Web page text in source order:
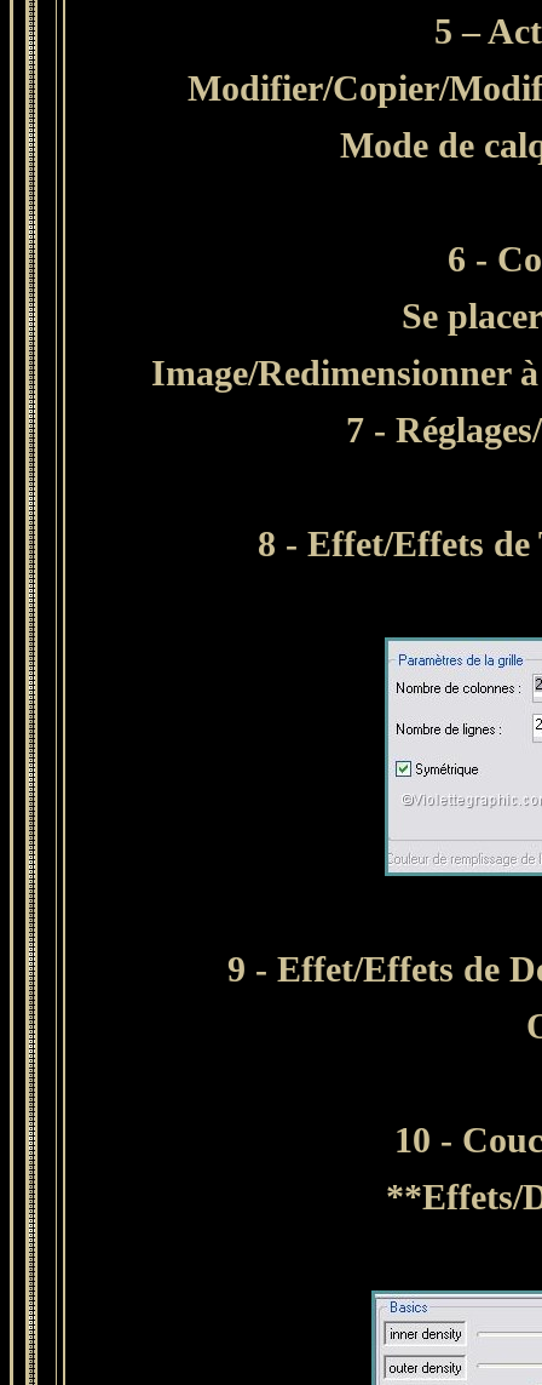
5 –
Modifier/Copier/
Mode de
6 -
Se
Image/Redimensionner
7 -
8 - Effet/Effets de
9 - Effet/Effets de
10 -
**Effets/